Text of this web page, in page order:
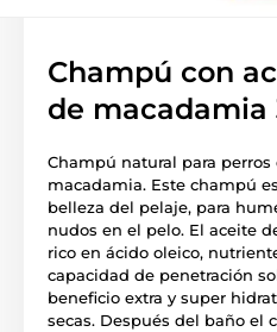
Champú con
de macadamia
Champú natural para
macadamia. Este champú
belleza del pelaje, para
nudos en el pelo. El aceite
rico en ácido oleico,
capacidad de penetración
beneficio extra y super
secas. Después del baño el